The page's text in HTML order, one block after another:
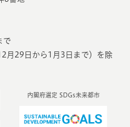
で
月29日から1月3日まで）を除
内閣府選定 SDGs未来都市